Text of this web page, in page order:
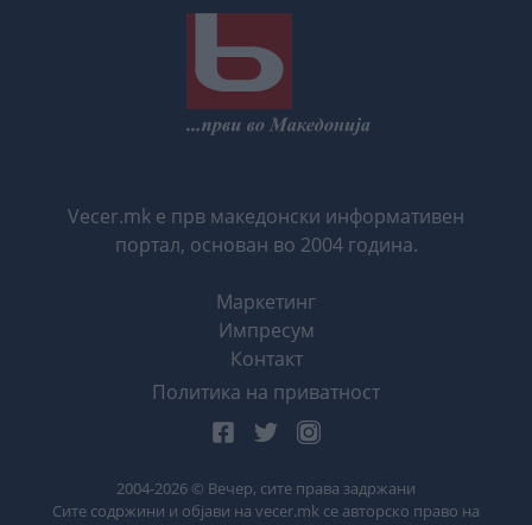
Vecer.mk е прв македонски информативен
портал, основан во 2004 година.
Маркетинг
Импресум
Контакт
Политика на приватност
2004-2026 © Вечер, сите права задржани
Сите содржини и објави на vecer.mk се авторско право на